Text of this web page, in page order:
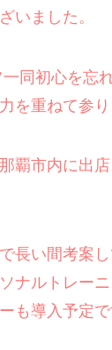
いました。
同初心を忘
を重ねて参り
覇市内に出
長い間考案
ナルトレー
も導入予定